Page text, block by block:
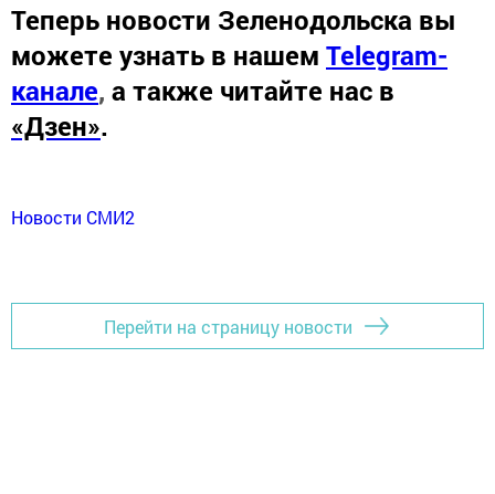
Теперь новости Зеленодольска вы
можете узнать в нашем Telegram-
канале, а также читайте нас в
«Дзен».
Новости СМИ2
Перейти на страницу новости